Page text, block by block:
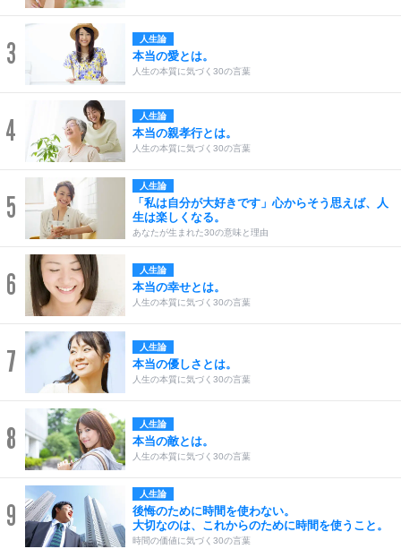
3 人生論
本当の愛とは。
人生の本質に気づく30の言葉
4 人生論
本当の親孝行とは。
人生の本質に気づく30の言葉
5
人生論
「私は自分が大好きです」心からそう思えば、人
生は楽しくなる。
あなたが生まれた30の意味と理由
6 人生論
本当の幸せとは。
人生の本質に気づく30の言葉
7 人生論
本当の優しさとは。
人生の本質に気づく30の言葉
8 人生論
本当の敵とは。
人生の本質に気づく30の言葉
9
人生論
後悔のために時間を使わない。
大切なのは、これからのために時間を使うこと。
時間の価値に気づく30の言葉